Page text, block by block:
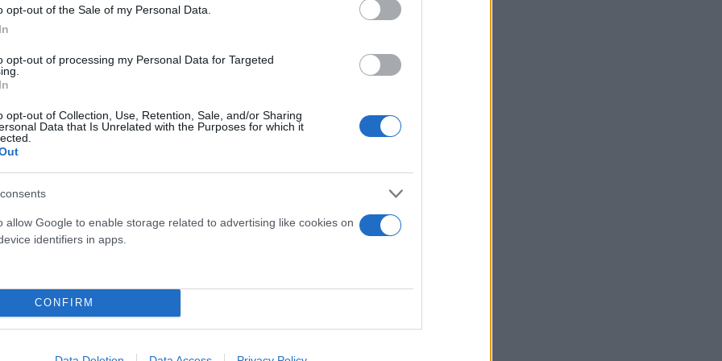
opt-out of the Sale of my Personal Data.
opt-out of processing my Personal Data for Targeted
opt-out of Collection, Use, Retention, Sale, and/or Sharing
Data that Is Unrelated with the Purposes for which it
allow Google to enable storage related to advertising like cookies on
identifiers in apps.
CONFIRM
τάση για να κάψεις λίπος χωρίς να μετράς βήματα
μύθο των 10.000 βημάτων την ημέρα
στο κορυφαίο δρομικό - πολιτιστικό γεγονός της
Παιδείας, Θρησκευμάτων και Αθλητισμού